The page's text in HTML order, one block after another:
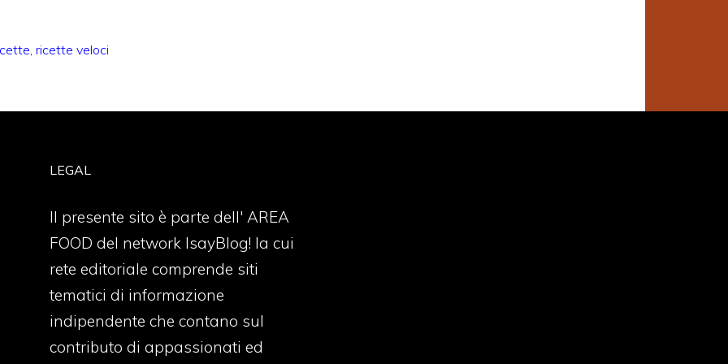
ricette veloci
LEGAL
Il presente sito è parte dell' AREA
FOOD del network IsayBlog! la cui
rete editoriale comprende siti
tematici di informazione
indipendente che contano sul
contributo di appassionati ed